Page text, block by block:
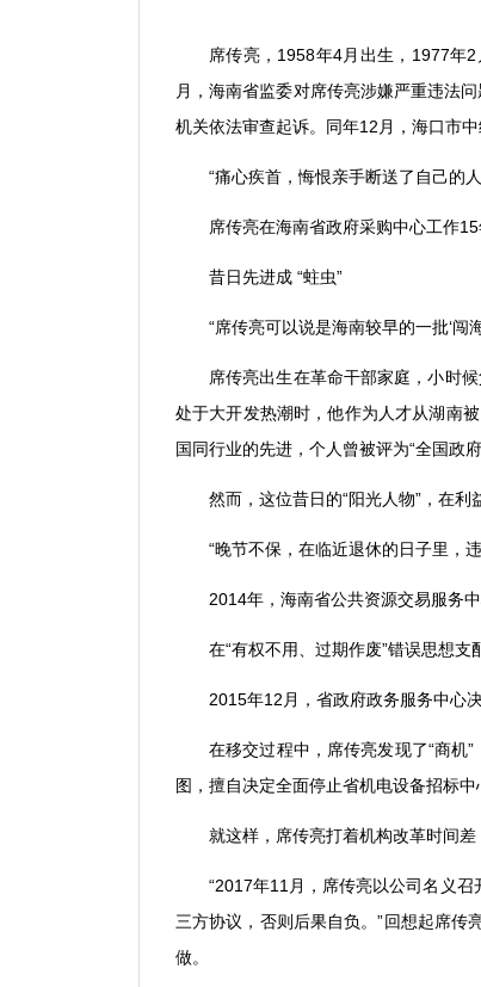
席传亮， 1958年4月出生， 1977年2
月，海南省监委对席传亮涉嫌严重违法
机关依法审查起诉。同年12 月，海口市
“痛心疾首，悔恨亲手断送了自己的人
席传亮在海南省政府采购中心工作15
昔日先进成 “蛀虫”
“席传亮可以说是海南较早的一批‘闯
席传亮出生在革命干部家庭，小时
处于大开发热潮时，他作为人才从湖南
国同行业的先进，个人曾被评为“全国政
然而，这位昔日的“阳光人物” ，在
“晚节不保，在临近退休的日子里，
2014年，海南省公共资源交易服务
在“有权不用、过期作废”错误思想支
2015年12 月，省政府政务服务中心
在移交过程中，席传亮发现了“商机”
图，擅自决定全面停止省机电设备招标
就这样，席传亮打着机构改革时间
“2017年11 月，席传亮以公司名义
三方协议，否则后果自负。”回想起席传
做。